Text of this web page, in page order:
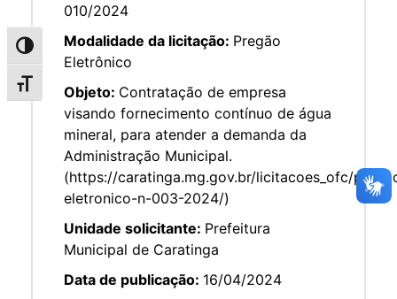
Alternar alto contraste
Alternar tamanho da fonte
010/2024
Modalidade da licitação: Pregão
Eletrônico
Objeto: Contratação de empresa
visando fornecimento contínuo de água
mineral, para atender a demanda da
Administração Municipal.
(https://caratinga.mg.gov.br/licitacoes_ofc/
eletronico-n-003-2024/)
Unidade solicitante: Prefeitura
Municipal de Caratinga
Data de publicação: 16/04/2024